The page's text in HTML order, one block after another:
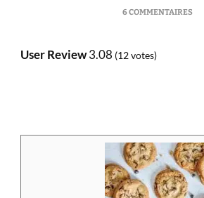
6 COMMENTAIRESSUR
User Review3.08 (12votes)